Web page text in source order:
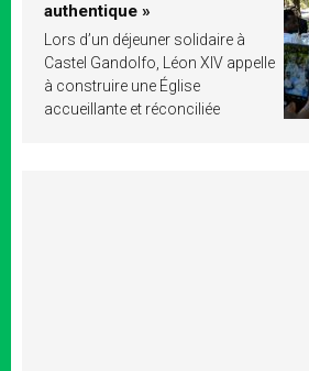
authentique »
Lors d’un déjeuner solidaire à
Castel Gandolfo, Léon XIV appelle
à construire une Église
accueillante et réconciliée